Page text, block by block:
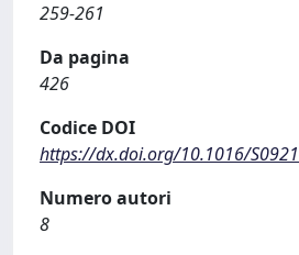
259-261
Da pagina
426
Codice DOI
https://dx.doi.org/10.1016/
Numero autori
8